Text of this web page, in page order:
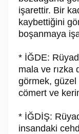
işarettir. Bir
kaybettiğini
boşanmaya
* İĞDE:
mala ve rızka
görmek, güzel
cömert ve
* İĞDİŞ:
insandaki